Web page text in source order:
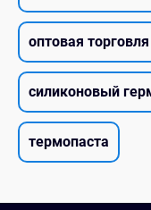
оптовая
силиконовый
термопаста